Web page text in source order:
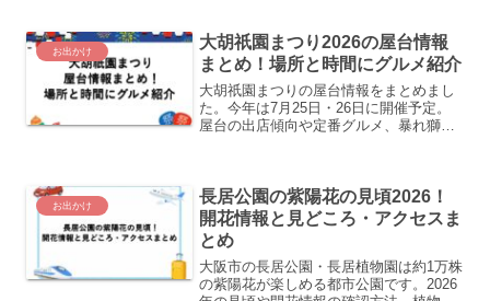
お出かけ
大胡祇園まつり2026の屋台情報
まとめ！場所と時間にグルメ紹介
大胡祇園まつりの屋台情報をまとめまし
た。今年は7月25日・26日に開催予定。
屋台の出店傾向や定番グルメ、暴れ獅子
お出かけ
長居公園の紫陽花の見頃2026！
開花情報と見どころ・アクセスま
とめ
大阪市の長居公園・長居植物園は約1万株
の紫陽花が楽しめる都市公園です。2026